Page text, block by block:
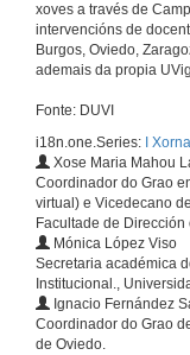
xoves a través de
intervencións de
Burgos, Oviedo,
ademais da propia
Fonte: DUVI
i18n.one.Series:
I
Xose Maria Mahou
Coordinador do Grao
virtual) e Vicedecano
Facultade de
Mónica López Viso
Secretaria académica
Institucional.,
Ignacio Fernández
Coordinador do Grao
de Oviedo.